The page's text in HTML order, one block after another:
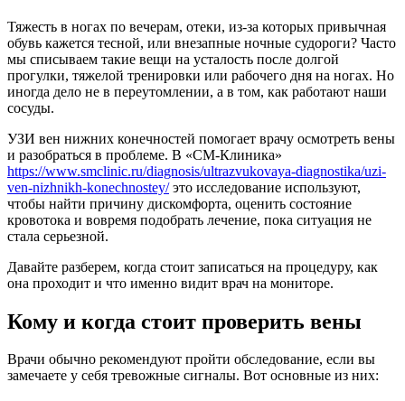
Тяжесть в ногах по вечерам, отеки, из-за которых привычная
обувь кажется тесной, или внезапные ночные судороги? Часто
мы списываем такие вещи на усталость после долгой
прогулки, тяжелой тренировки или рабочего дня на ногах. Но
иногда дело не в переутомлении, а в том, как работают наши
сосуды.
УЗИ вен нижних конечностей помогает врачу осмотреть вены
и разобраться в проблеме. В «СМ-Клиника»
https://www.smclinic.ru/diagnosis/ultrazvukovaya-diagnostika/uzi-
ven-nizhnikh-konechnostey/это исследование используют,
чтобы найти причину дискомфорта, оценить состояние
кровотока и вовремя подобрать лечение, пока ситуация не
стала серьезной.
Давайте разберем, когда стоит записаться на процедуру, как
она проходит и что именно видит врач на мониторе.
Кому и когда стоит проверить вены
Врачи обычно рекомендуют пройти обследование, если вы
замечаете у себя тревожные сигналы. Вот основные из них: